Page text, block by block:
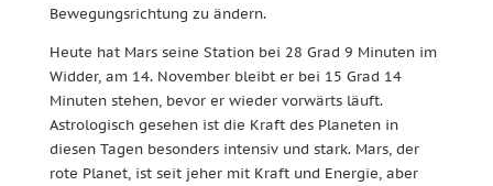
Bewegungsrichtung zu ändern.
Heute hat Mars seine Station bei 28 Grad 9 Minuten im
Widder, am 14. November bleibt er bei 15 Grad 14
Minuten stehen, bevor er wieder vorwärts läuft.
Astrologisch gesehen ist die Kraft des Planeten in
diesen Tagen besonders intensiv und stark. Mars, der
rote Planet, ist seit jeher mit Kraft und Energie, aber